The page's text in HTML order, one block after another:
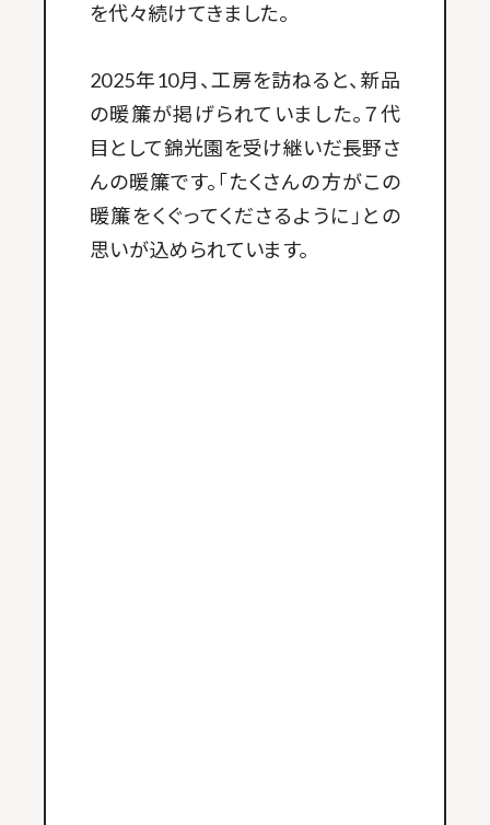
を代々続けてきました。
2025年10月、工房を訪ねると、新品
の暖簾が掲げられていました。７代
目として錦光園を受け継いだ長野さ
んの暖簾です。「たくさんの方がこの
暖簾をくぐってくださるように」との
思いが込められています。